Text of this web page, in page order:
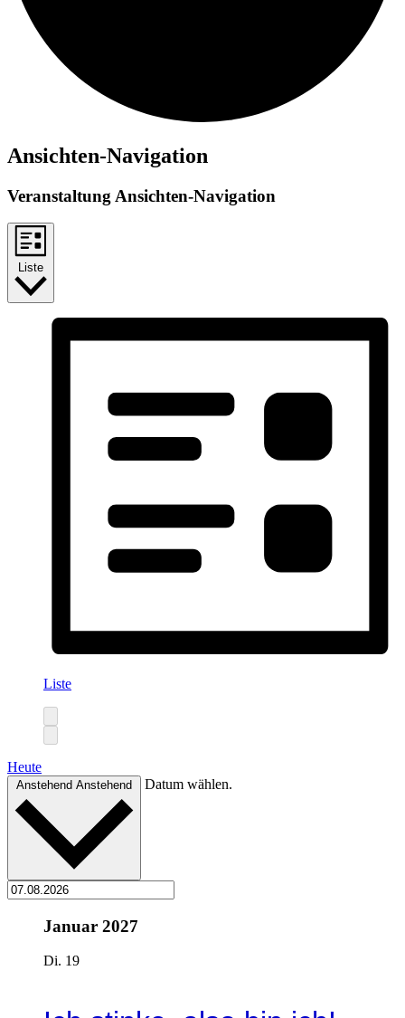
Veranstaltungen
Ansichten-Navigation
Veranstaltung Ansichten-Navigation
Liste
Liste
Heute
Anstehend Anstehend Datum wählen.
Januar 2027
Di. 19